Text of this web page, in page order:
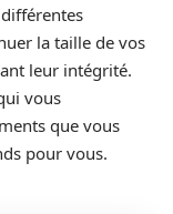
la taille de vos
leur intégrité.
vous
que vous
pour vous.